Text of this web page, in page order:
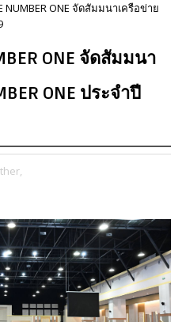
NUMBER ONE จัดสัมมนาเครือข่าย
ONE จัดสัมมนา
ONE ประจำปี